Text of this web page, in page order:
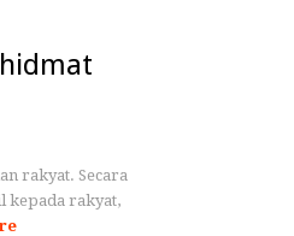
rakyat. Secara
kepada rakyat,